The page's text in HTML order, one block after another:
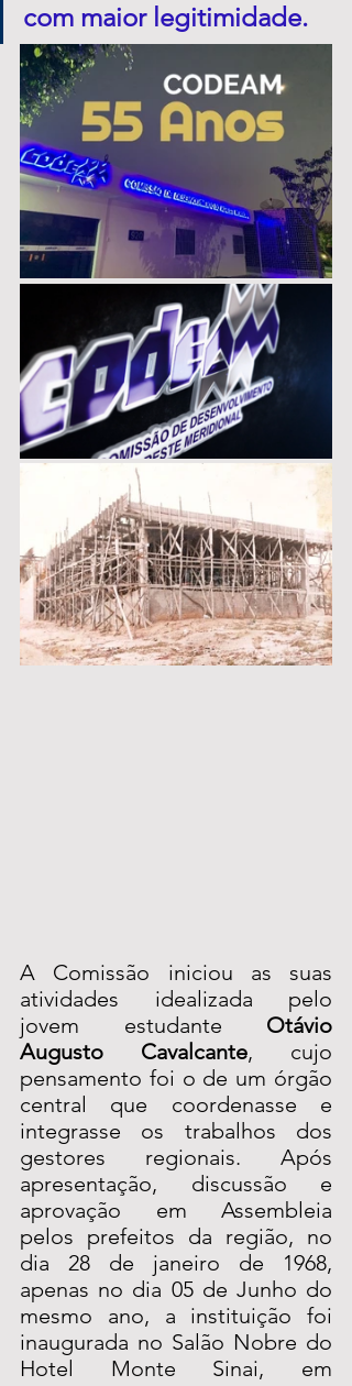
com maior legitimidade.
A Comissão iniciou as suas
atividades idealizada pelo
jovem estudante Otávio
Augusto Cavalcante, cujo
pensamento foi o de um órgão
central que coordenasse e
integrasse os trabalhos dos
gestores regionais. Após
apresentação, discussão e
aprovação em Assembleia
pelos prefeitos da região, no
dia 28 de janeiro de 1968,
apenas no dia 05 de Junho do
mesmo ano, a instituição foi
inaugurada no Salão Nobre do
Hotel Monte Sinai, em